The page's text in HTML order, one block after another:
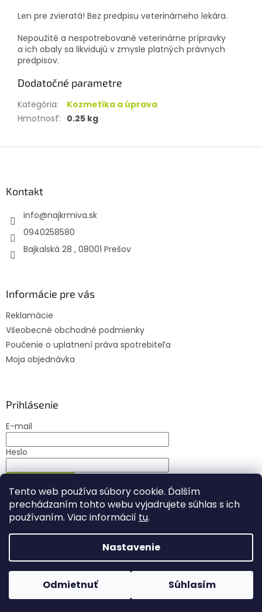
Tento web používa súbory cookie. Ďalším
prechádzaním tohto webu vyjadrujete súhlas s ich
používaním. Viac informácií tu.
Nastavenie
Odmietnuť Súhlasím
Len pre zvieratá! Bez predpisu veterinárneho lekára.
Nepoužité a nespotrebované veterinárne prípravky
a ich obaly sa likvidujú v zmysle platných právnych
predpisov.
Dodatočné parametre
Kategória:
Kozmetika a úprava
Hmotnosť: 0.25 kg
Kontakt
info@najkrmiva.sk
0940258580
Bajkalská 28 , 08001 Prešov
Informácie pre vás
Reklamácie
Všeobecné obchodné podmienky
Poučenie o uplatnení práva spotrebiteľa
Moja objednávka
Prihlásenie
E-mail
Heslo
Nová registrácia Zabudnuté heslo
Vytvoril Shoptet
Copyright 2026Najkrmiva.sk . Všetky práva vyhradené.